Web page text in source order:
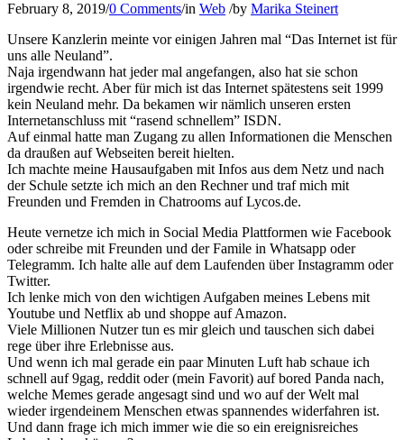
February 8, 2019/0 Comments/in Web /by Marika Steinert
Unsere Kanzlerin meinte vor einigen Jahren mal “Das Internet ist für
uns alle Neuland”.
Naja irgendwann hat jeder mal angefangen, also hat sie schon
irgendwie recht. Aber für mich ist das Internet spätestens seit 1999
kein Neuland mehr. Da bekamen wir nämlich unseren ersten
Internetanschluss mit “rasend schnellem” ISDN.
Auf einmal hatte man Zugang zu allen Informationen die Menschen
da draußen auf Webseiten bereit hielten.
Ich machte meine Hausaufgaben mit Infos aus dem Netz und nach
der Schule setzte ich mich an den Rechner und traf mich mit
Freunden und Fremden in Chatrooms auf Lycos.de.
Heute vernetze ich mich in Social Media Plattformen wie Facebook
oder schreibe mit Freunden und der Famile in Whatsapp oder
Telegramm. Ich halte alle auf dem Laufenden über Instagramm oder
Twitter.
Ich lenke mich von den wichtigen Aufgaben meines Lebens mit
Youtube und Netflix ab und shoppe auf Amazon.
Viele Millionen Nutzer tun es mir gleich und tauschen sich dabei
rege über ihre Erlebnisse aus.
Und wenn ich mal gerade ein paar Minuten Luft hab schaue ich
schnell auf 9gag, reddit oder (mein Favorit) auf bored Panda nach,
welche Memes gerade angesagt sind und wo auf der Welt mal
wieder irgendeinem Menschen etwas spannendes widerfahren ist.
Und dann frage ich mich immer wie die so ein ereignisreiches